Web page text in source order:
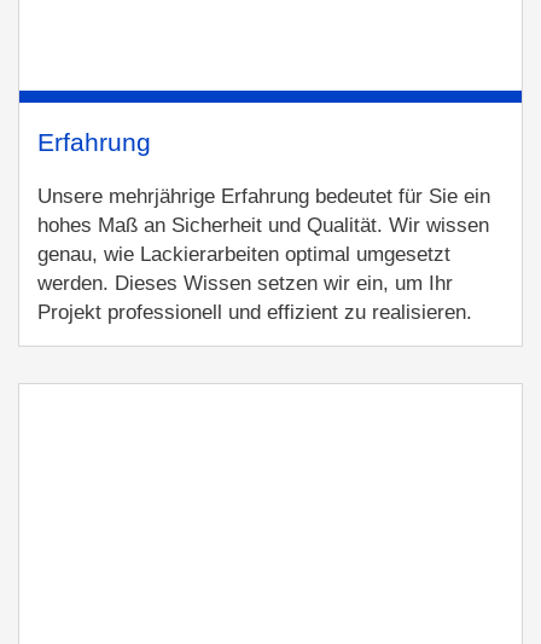
Erfahrung
Unsere mehrjährige Erfahrung bedeutet für Sie ein
hohes Maß an Sicherheit und Qualität. Wir wissen
genau, wie Lackierarbeiten optimal umgesetzt
werden. Dieses Wissen setzen wir ein, um Ihr
Projekt professionell und effizient zu realisieren.